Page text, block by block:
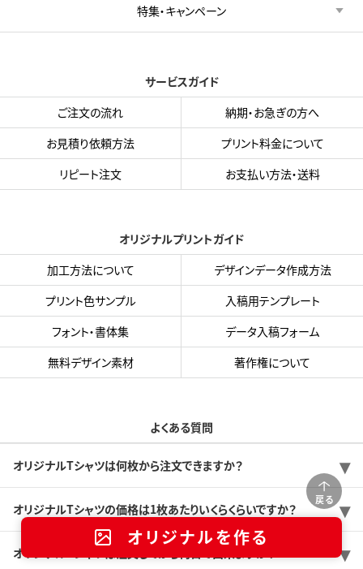
戻る
オリジナルを作る
特集・キャンペーン
サービスガイド
ご注文の流れ
納期・お急ぎの方へ
お見積り依頼方法
プリント料金について
リピート注文
お支払い方法・送料
オリジナルプリントガイド
加工方法について
デザインデータ作成方法
プリント色サンプル
入稿用テンプレート
フォント・書体集
データ入稿フォーム
無料デザイン素材
著作権について
よくある質問
オリジナルTシャツは何枚から注文できますか？
オリジナルTシャツの価格は1枚あたりいくらくらいですか？
オリジナルTシャツは注文してから何日で出来ますか？